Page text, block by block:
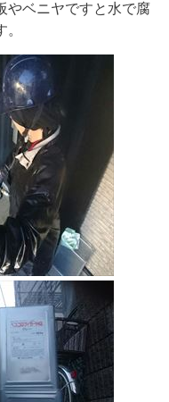
やベニヤですと水で腐